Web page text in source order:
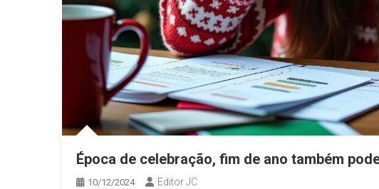
Época de celebração, fim de ano também
10/12/2024 Editor JC